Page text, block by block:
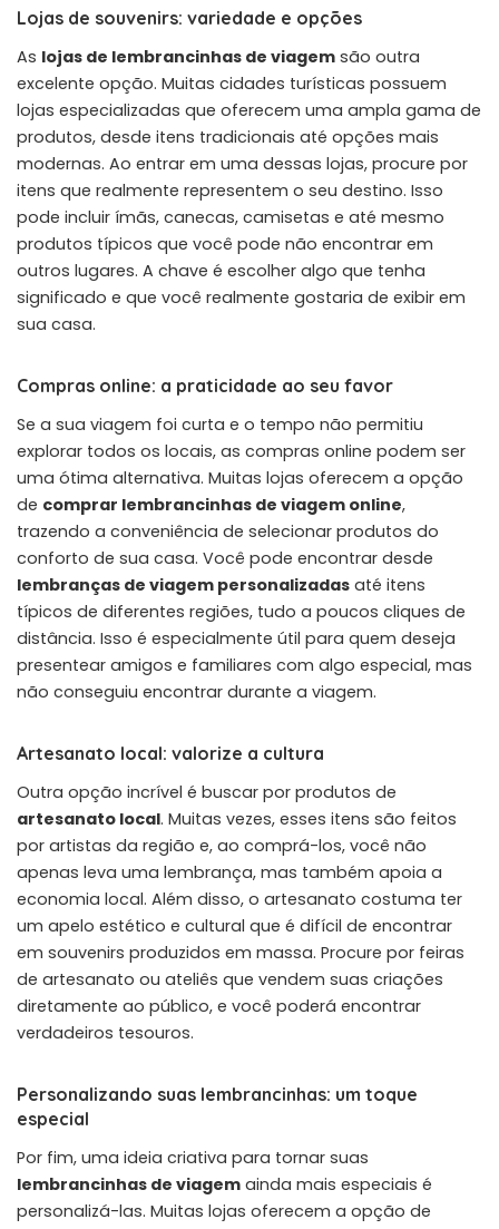
Lojas de souvenirs: variedade e opções
As lojas de lembrancinhas de viagem são outra
excelente opção. Muitas cidades turísticas possuem
lojas especializadas que oferecem uma ampla gama de
produtos, desde itens tradicionais até opções mais
modernas. Ao entrar em uma dessas lojas, procure por
itens que realmente representem o seu destino. Isso
pode incluir ímãs, canecas, camisetas e até mesmo
produtos típicos que você pode não encontrar em
outros lugares. A chave é escolher algo que tenha
significado e que você realmente gostaria de exibir em
sua casa.
Compras online: a praticidade ao seu favor
Se a sua viagem foi curta e o tempo não permitiu
explorar todos os locais, as compras online podem ser
uma ótima alternativa. Muitas lojas oferecem a opção
de comprar lembrancinhas de viagem online,
trazendo a conveniência de selecionar produtos do
conforto de sua casa. Você pode encontrar desde
lembranças de viagem personalizadas até itens
típicos de diferentes regiões, tudo a poucos cliques de
distância. Isso é especialmente útil para quem deseja
presentear amigos e familiares com algo especial, mas
não conseguiu encontrar durante a viagem.
Artesanato local: valorize a cultura
Outra opção incrível é buscar por produtos de
artesanato local. Muitas vezes, esses itens são feitos
por artistas da região e, ao comprá-los, você não
apenas leva uma lembrança, mas também apoia a
economia local. Além disso, o artesanato costuma ter
um apelo estético e cultural que é difícil de encontrar
em souvenirs produzidos em massa. Procure por feiras
de artesanato ou ateliês que vendem suas criações
diretamente ao público, e você poderá encontrar
verdadeiros tesouros.
Personalizando suas lembrancinhas: um toque
especial
Por fim, uma ideia criativa para tornar suas
lembrancinhas de viagem ainda mais especiais é
personalizá-las. Muitas lojas oferecem a opção de